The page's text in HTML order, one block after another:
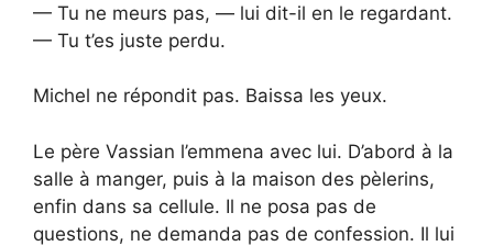
— Tu ne meurs pas, — lui dit-il en le regardant.
— Tu t’es juste perdu.
Michel ne répondit pas. Baissa les yeux.
Le père Vassian l’emmena avec lui. D’abord à la
salle à manger, puis à la maison des pèlerins,
enfin dans sa cellule. Il ne posa pas de
questions, ne demanda pas de confession. Il lui